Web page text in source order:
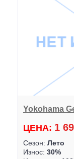
Yokohama
ЦЕНА: 1
Сезон: Лето
Износ: 30%